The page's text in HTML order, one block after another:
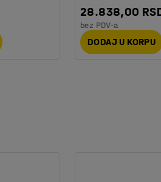
28.838,00
bez PDV-a
DODAJ U KORPU